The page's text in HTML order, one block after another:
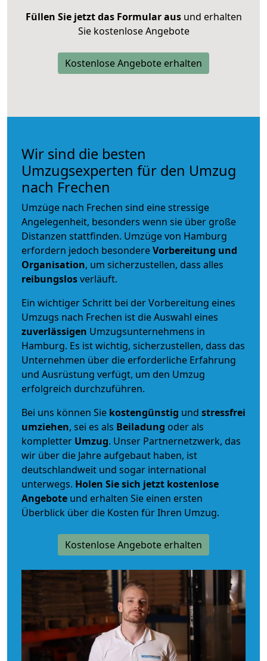
Füllen Sie jetzt das Formular ausund erhalten
Sie kostenlose Angebote
Kostenlose Angebote erhalten
Wir sind die besten
Umzugsexperten für den Umzug
nach Frechen
Umzüge nach Frechen sind eine stressige
Angelegenheit, besonders wenn sie über große
Distanzen stattfinden. Umzüge von Hamburg
erfordern jedoch besondereVorbereitung und
Organisation, um sicherzustellen, dass alles
reibungslosverläuft.
Ein wichtiger Schritt bei der Vorbereitung eines
Umzugs nach Frechen ist die Auswahl eines
zuverlässigen Umzugsunternehmens in
Hamburg. Es ist wichtig, sicherzustellen, dass das
Unternehmen über die erforderliche Erfahrung
und Ausrüstung verfügt, um den Umzug
erfolgreich durchzuführen.
Bei uns können Sie kostengünstig und stressfrei
umziehen, sei es als Beiladung oder als
kompletter Umzug. Unser Partnernetzwerk, das
wir über die Jahre aufgebaut haben, ist
deutschlandweit und sogar international
unterwegs. Holen Sie sich jetzt kostenlose
Angebote und erhalten Sie einen ersten
Überblick über die Kosten für Ihren Umzug.
Kostenlose Angebote erhalten